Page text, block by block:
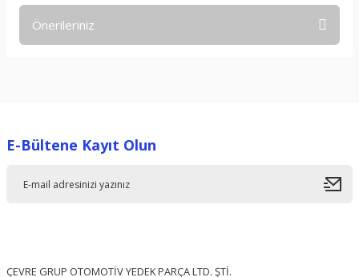
Önerileriniz
Ürün resmi kalitesiz, bozuk veya görüntülenemiyor.
E-Bültene Kayıt Olun
ÇEVRE GRUP OTOMOTİV YEDEK PARÇA LTD. ŞTİ.